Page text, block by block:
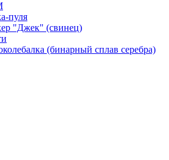
пуля
"Джек" (свинец)
(бинарный сплав серебра)